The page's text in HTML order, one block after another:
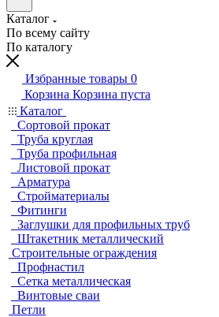
Каталог
По всему сайту
По каталогу
Избранные товары 0
Корзина Корзина пуста
Каталог
Сортовой прокат
Труба круглая
Труба профильная
Листовой прокат
Арматура
Стройматериалы
Фитинги
Заглушки для профильных труб
Штакетник металлический
Строительные ограждения
Профнастил
Сетка металлическая
Винтовые сваи
Петли